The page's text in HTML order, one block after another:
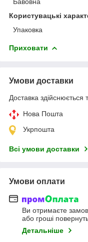
Користувацькі
Упаковка
Приховати
Умови доставки
Доставка здійснюється
Нова Пошта
Укрпошта
Всі умови доставки
Умови оплати
Ви отримаєте
або гроші
Детальніше